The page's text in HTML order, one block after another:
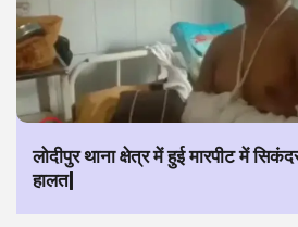
लोदीपुर थाना क्षेत्र में हुई मारपीट में
हालत|